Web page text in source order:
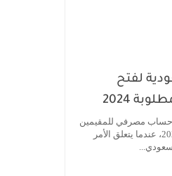
لفتح
2024
حساب مصرفي للمقيمين
وغير المقيمين "المغتربين" 2024، عندما يتعلق الأمر